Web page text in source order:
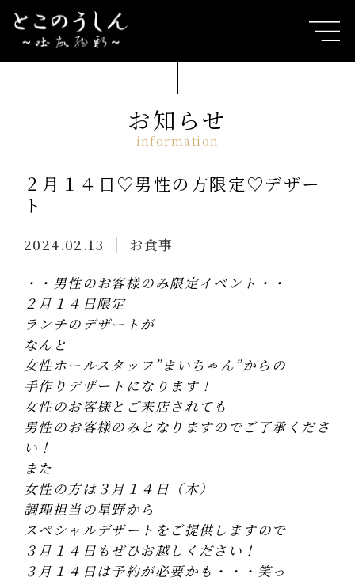
お知らせ
２月１４日♡男性の方限定♡デザー
ト
2024.02.13
お食事
・・男性のお客様のみ限定イベント・・
２月１４日限定
ランチのデザートが
なんと
女性ホールスタッフ”まいちゃん”からの
手作りデザートになります！
女性のお客様とご来店されても
男性のお客様のみとなりますのでご了承くださ
い！
また
女性の方は３月１４日（木）
調理担当の星野から
スペシャルデザートをご提供しますので
３月１４日もぜひお越しください！
３月１４日は予約が必要かも・・・笑っ